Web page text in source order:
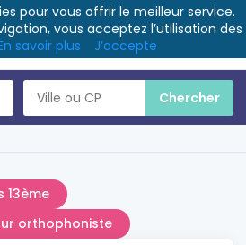
13ème
orthophoniste
pour vous offrir le meilleur service.
vous acceptez l’utilisation des
savoir plus J’accepte